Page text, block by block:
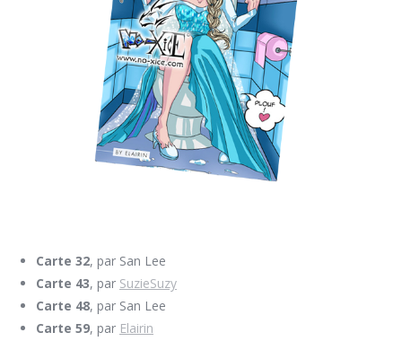
Carte 32, par San Lee
Carte 43, par SuzieSuzy
Carte 48, par San Lee
Carte 59, par Elairin